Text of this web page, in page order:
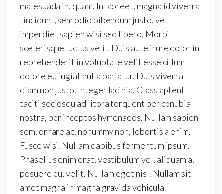
malesuada in, quam. In laoreet, magna id viverra
tincidunt, sem odio bibendum justo, vel
imperdiet sapien wisi sed libero. Morbi
scelerisque luctus velit. Duis aute irure dolor in
reprehenderit in voluptate velit esse cillum
dolore eu fugiat nulla pariatur. Duis viverra
diam non justo. Integer lacinia. Class aptent
taciti sociosqu ad litora torquent per conubia
nostra, per inceptos hymenaeos. Nullam sapien
sem, ornare ac, nonummy non, lobortis a enim.
Fusce wisi. Nullam dapibus fermentum ipsum.
Phasellus enim erat, vestibulum vel, aliquam a,
posuere eu, velit. Nullam eget nisl. Nullam sit
amet magna in magna gravida vehicula.